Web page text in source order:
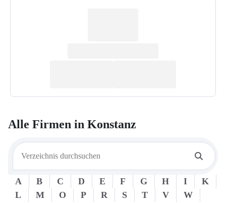
Alle Firmen in Konstanz
A B C D E F G H I
K
L
M O P R S T V
W